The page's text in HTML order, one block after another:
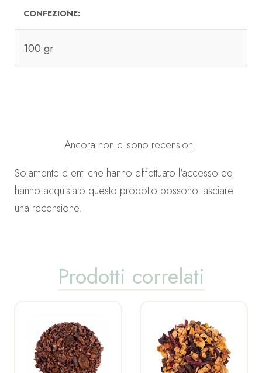
CONFEZIONE
100 gr
Ancora non ci sono recensioni.
Solamente clienti che hanno effettuato l'accesso ed
hanno acquistato questo prodotto possono lasciare
una recensione.
Prodotti correlati